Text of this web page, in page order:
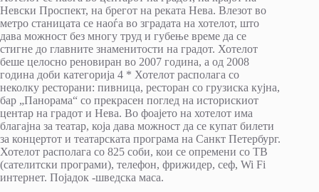
Невски Проспект, на брегот на реката Нева. Влезот во
метро станицата се наоѓа во зградата на хотелот, што
дава можност без многу труд и губење време да се
стигне до главните знаменитости на градот. Хотелот
беше целосно реновиран во 2007 година, а од 2008
година доби категорија 4 * Хотелот располага со
неколку ресторани: пивница, ресторан со грузиска кујна,
бар „Панорама“ со прекрасен поглед на историскиот
центар на градот и Нева. Во фоајето на хотелот има
благајна за театар, која дава можност да се купат билети
за концертот и театарската програма на Санкт Петербург.
Хотелот располага со 825 соби, кои се опремени со ТВ
(сателитски програми), телефон, фрижидер, сеф, Wi Fi
интернет. Појадок -шведска маса.